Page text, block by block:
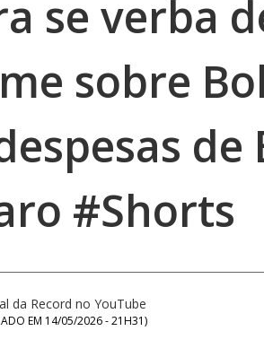
se verba
sobre
de
#Shorts
da Record no YouTube
EM 14/05/2026 - 21H31)